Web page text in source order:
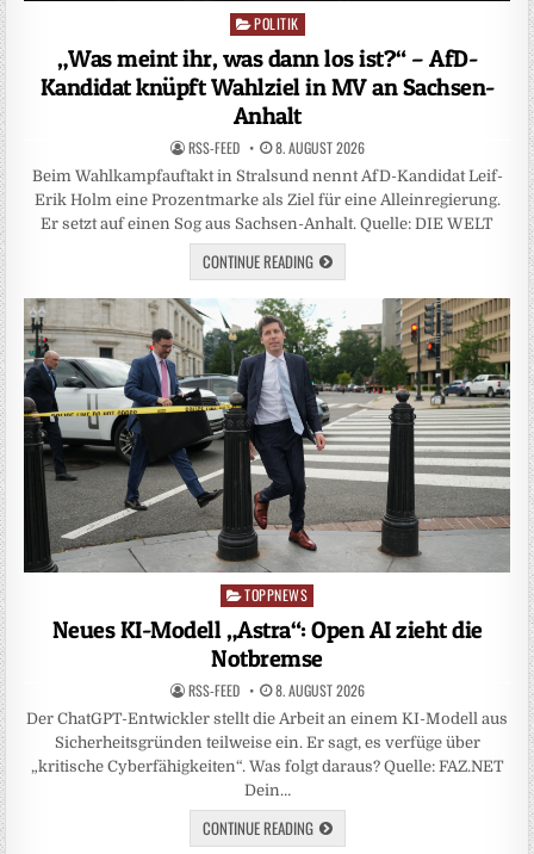
Posted
POLITIK
„Was meint ihr, was dann los ist?“ – AfD-
Kandidat knüpft Wahlziel in MV an Sachsen-
Anhalt
RSS-FEED 8. AUGUST 2026
Beim Wahlkampfauftakt in Stralsund nennt AfD-Kandidat Leif-
Erik Holm eine Prozentmarke als Ziel für eine Alleinregierung.
Er setzt auf einen Sog aus Sachsen-Anhalt. Quelle: DIE WELT
CONTINUE READING
Posted
in
TOPPNEWS
Neues KI-Modell „Astra“: Open AI zieht die
Notbremse
RSS-FEED 8. AUGUST 2026
Der ChatGPT-Entwickler stellt die Arbeit an einem KI-Modell aus
Sicherheitsgründen teilweise ein. Er sagt, es verfüge über
„kritische Cyberfähigkeiten“. Was folgt daraus? Quelle: FAZ.NET
Dein…
CONTINUE READING